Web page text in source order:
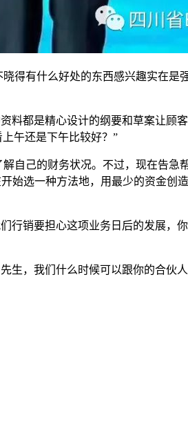
得有什么好处的东西感兴趣实在
料都是精心设计的纲要和草案让
午还是下午比较好？”
自己的财务状况。不过，现在告
始选一种方法地，用最少的资金
行销要担心这项业务日后的发展
生，我们什么时候可以跟你的合伙